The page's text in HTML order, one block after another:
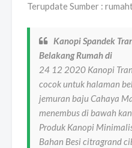
Terupdate Sumber :
Kanopi Spandek
Belakang Rumah di
24 12 2020 Kanopi
cocok untuk halaman
jemuran baju Cahaya
menembus di bawah
Produk Kanopi
Bahan Besi citragrand